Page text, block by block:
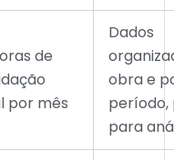
de
por mês
Dados
obra e
para